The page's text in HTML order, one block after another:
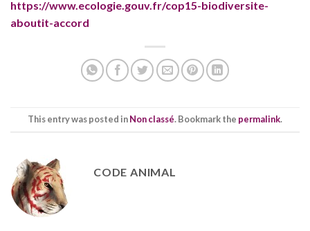
https://www.ecologie.gouv.fr/cop15-biodiversite-
aboutit-accord
This entry was posted inNon classé. Bookmark the permalink.
CODE ANIMAL